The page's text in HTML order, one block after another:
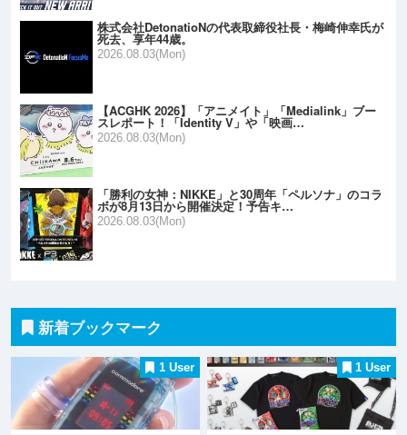
株式会社DetonatioNの代表取締役社長・梅崎伸幸氏が
死去、享年44歳。
2026.08.03(Mon)
【ACGHK 2026】「アニメイト」「Medialink」ブー
スレポート！「Identity V」や「映画…
2026.08.03(Mon)
「勝利の女神：NIKKE」と30周年「ペルソナ」のコラ
ボが8月13日から開催決定！予告キ…
2026.08.03(Mon)
新着ブックマーク
1 User 1 User